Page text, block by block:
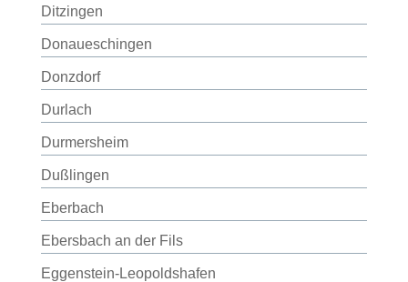
Ditzingen
Donaueschingen
Donzdorf
Durlach
Durmersheim
Dußlingen
Eberbach
Ebersbach an der Fils
Eggenstein-Leopoldshafen